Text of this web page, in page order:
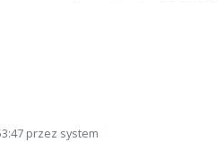
przez system